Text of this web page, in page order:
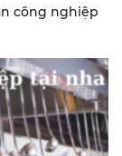
công nghiệp